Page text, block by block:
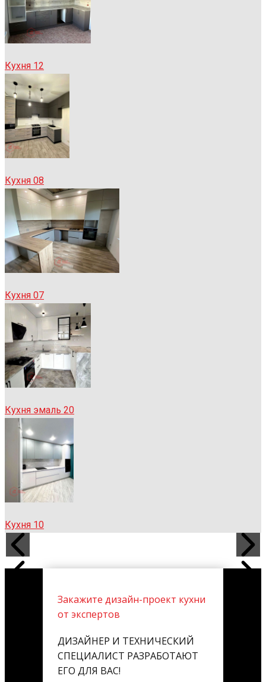
Кухня 12
Кухня 08
Кухня 07
Кухня эмаль 20
Кухня 10
Закажите дизайн-проект кухни
от экспертов
ДИЗАЙНЕР И ТЕХНИЧЕСКИЙ
СПЕЦИАЛИСТ РАЗРАБОТАЮТ
ЕГО ДЛЯ ВАС!